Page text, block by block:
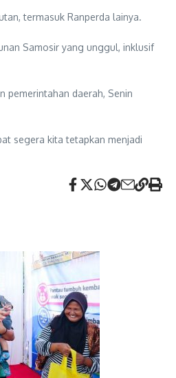
termasuk Ranperda lainya.
Samosir yang unggul, inklusif
pemerintahan daerah, Senin
segera kita tetapkan menjadi